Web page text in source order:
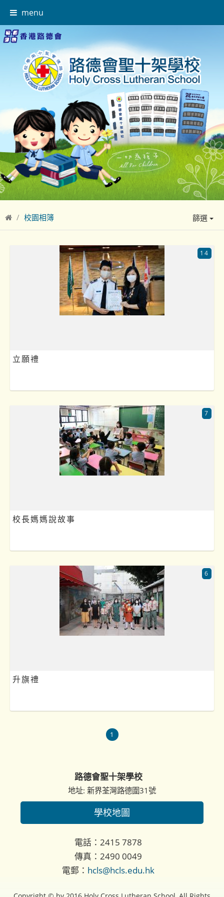
menu
校園相簿 篩選
立願禮
14
校長媽媽說故事
7
升旗禮
6
1
路德會聖十架學校
地址: 新界荃灣路德圍31號
學校地圖
電話：2415 7878
傳真：2490 0049
電郵： hcls@hcls.edu.hk